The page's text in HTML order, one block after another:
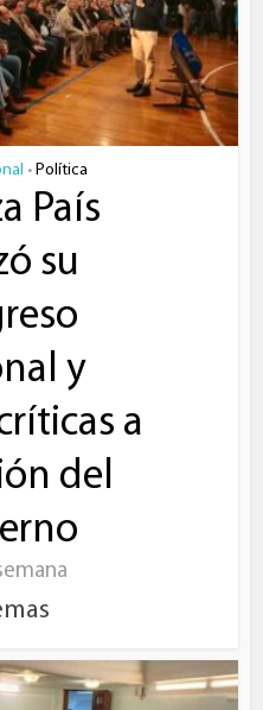
• Política
País
su
y
a
del